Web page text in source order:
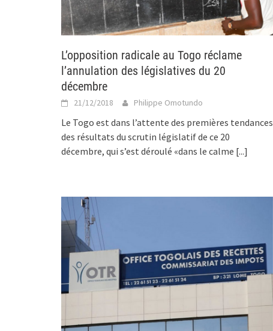
L’opposition radicale au Togo réclame
l’annulation des législatives du 20
décembre
21/12/2018 Philippe Omotundo
Le Togo est dans l’attente des premières tendances
des résultats du scrutin législatif de ce 20
décembre, qui s’est déroulé «dans le calme [...]